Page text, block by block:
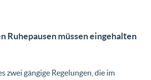
Ruhepausen müssen eingehalten
zwei gängige Regelungen, die im